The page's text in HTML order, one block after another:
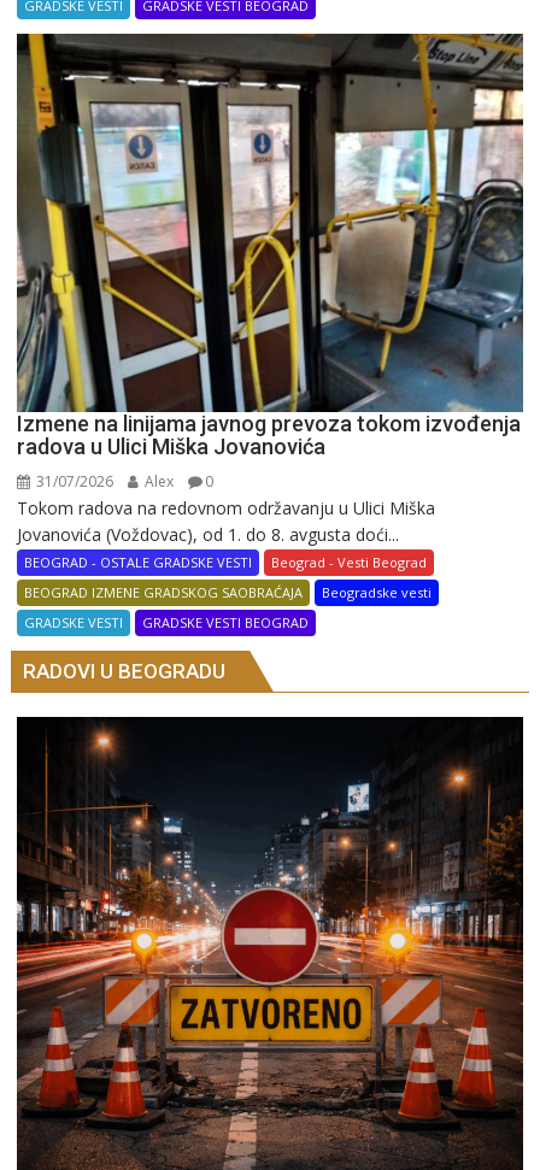
GRADSKE VESTI
GRADSKE VESTI BEOGRAD
Izmene na linijama javnog prevoza tokom izvođenja
radova u Ulici Miška Jovanovića
31/07/2026 Alex 0
Tokom radova na redovnom održavanju u Ulici Miška
Jovanovića (Voždovac), od 1. do 8. avgusta doći...
BEOGRAD - OSTALE GRADSKE VESTI
Beograd - Vesti Beograd
BEOGRAD IZMENE GRADSKOG SAOBRAĆAJA
Beogradske vesti
GRADSKE VESTI
GRADSKE VESTI BEOGRAD
RADOVI U BEOGRADU